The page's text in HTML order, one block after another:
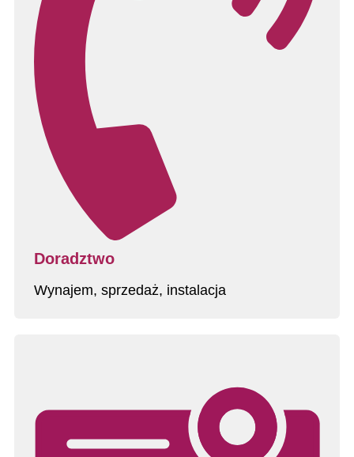
Doradztwo
Wynajem, sprzedaż, instalacja